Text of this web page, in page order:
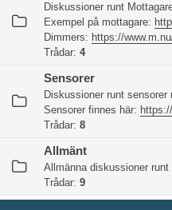
Diskussioner runt
Exempel på mottagare:
Dimmers: https://
Trådar: 4
Sensorer
Diskussioner runt sensorer
Sensorer finnes här:
Trådar: 8
Allmänt
Allmänna diskussioner runt
Trådar: 9